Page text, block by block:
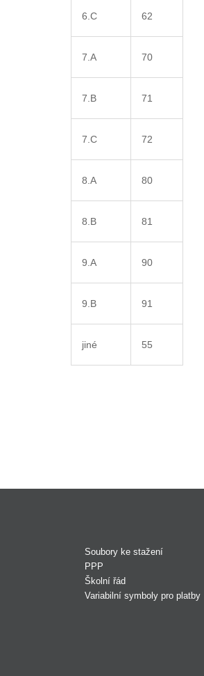
6.C 62
7.A 70
7.B 71
7.C 72
8.A 80
8.B 81
9.A 90
9.B 91
jiné 55
Soubory ke stažení
PPP
Školní řád
Variabilní symboly pro platby